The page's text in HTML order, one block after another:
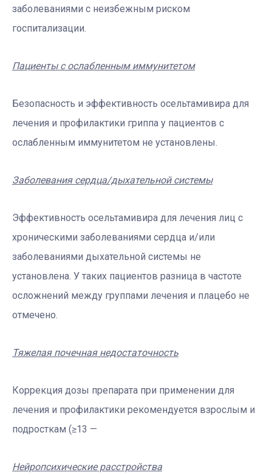
заболеваниями с неизбежным риском
госпитализации.
Пациенты с ослабленным иммунитетом
Безопасность и эффективность осельтамивира для
лечения и профилактики гриппа у пациентов с
ослабленным иммунитетом не установлены.
Заболевания сердца/дыхательной системы
Эффективность осельтамивира для лечения лиц с
хроническими заболеваниями сердца и/или
заболеваниями дыхательной системы не
установлена. У таких пациентов разница в частоте
осложнений между группами лечения и плацебо не
отмечено.
Тяжелая почечная недостаточность
Коррекция дозы препарата при применении для
лечения и профилактики рекомендуется взрослым и
подросткам (≥13 —
Нейропсихические расстройства